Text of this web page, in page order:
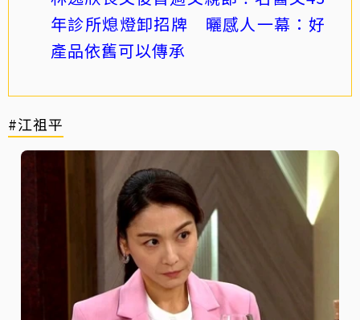
年診所熄燈卸招牌 曬感人一幕：好
產品依舊可以傳承
#江祖平